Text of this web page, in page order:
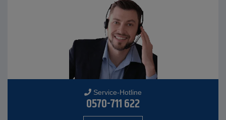
Service-Hotline
0570-711 622